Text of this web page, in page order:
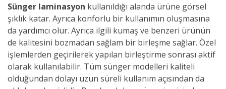
Sünger laminasyon kullanıldığı alanda ürüne görsel
şıklık katar. Ayrıca konforlu bir kullanımın oluşmasına
da yardımcı olur. Ayrıca ilgili kumaş ve benzeri ürünün
de kalitesini bozmadan sağlam bir birleşme sağlar. Özel
işlemlerden geçirilerek yapılan birleştirme sonrası aktif
olarak kullanılabilir. Tüm sünger modelleri kaliteli
olduğundan dolayı uzun süreli kullanım açısından da